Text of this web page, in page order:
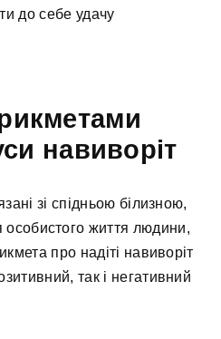
до себе удачу
навиворіт
зі спідньою білизною,
особистого життя людини,
про надіті навиворіт
так і негативний